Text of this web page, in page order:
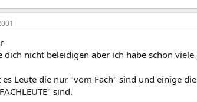
dich nicht beleidigen aber ich habe schon
Leute die nur "vom Fach" sind und einige die
sind.